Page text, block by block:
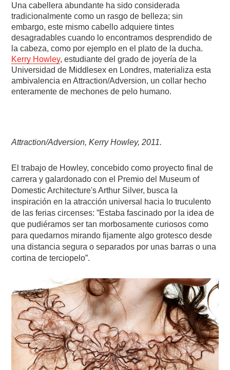
Una cabellera abundante ha sido considerada
tradicionalmente como un rasgo de belleza; sin
embargo, este mismo cabello adquiere tintes
desagradables cuando lo encontramos desprendido de
la cabeza, como por ejemplo en el plato de la ducha.
Kerry Howley, estudiante del grado de joyería de la
Universidad de Middlesex en Londres, materializa esta
ambivalencia en Attraction/Adversion, un collar hecho
enteramente de mechones de pelo humano.
Attraction/Adversion, Kerry Howley, 2011.
El trabajo de Howley, concebido como proyecto final de
carrera y galardonado con el Premio del Museum of
Domestic Architecture's Arthur Silver, busca la
inspiración en la atracción universal hacia lo truculento
de las ferias circenses: ”Estaba fascinado por la idea de
que pudiéramos ser tan morbosamente curiosos como
para quedarnos mirando fijamente algo grotesco desde
una distancia segura o separados por unas barras o una
cortina de terciopelo”.